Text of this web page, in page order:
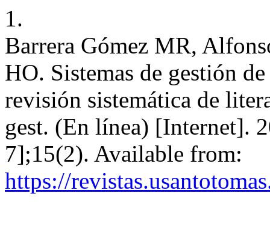
1.
Barrera Gómez MR,
HO. Sistemas de gestión
revisión sistemática de
gest. (En línea) [Internet].
7];15(2). Available from:
https://